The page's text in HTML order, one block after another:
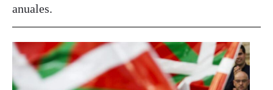
anuales.